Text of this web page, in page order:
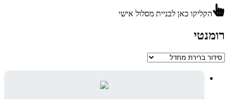
הקליקו כאן לבניית מסלול אישי
רומנטי